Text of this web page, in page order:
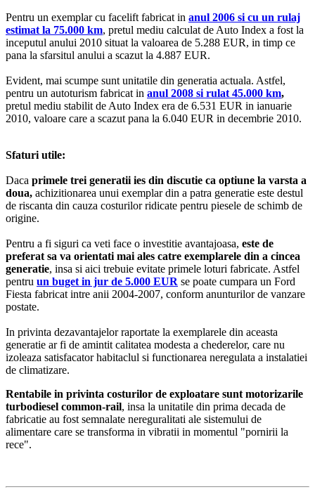
Pentru un exemplar cu facelift fabricat in anul 2006 si cu un rulaj
estimat la 75.000 km, pretul mediu calculat de Auto Index a fost la
inceputul anului 2010 situat la valoarea de 5.288 EUR, in timp ce
pana la sfarsitul anului a scazut la 4.887 EUR.
Evident, mai scumpe sunt unitatile din generatia actuala. Astfel,
pentru un autoturism fabricat in anul 2008 si rulat 45.000 km,
pretul mediu stabilit de Auto Index era de 6.531 EUR in ianuarie
2010, valoare care a scazut pana la 6.040 EUR in decembrie 2010.
Sfaturi utile:
Daca primele trei generatii ies din discutie ca optiune la varsta a
doua, achizitionarea unui exemplar din a patra generatie este destul
de riscanta din cauza costurilor ridicate pentru piesele de schimb de
origine.
Pentru a fi siguri ca veti face o investitie avantajoasa, este de
preferat sa va orientati mai ales catre exemplarele din a cincea
generatie, insa si aici trebuie evitate primele loturi fabricate. Astfel
pentru un buget in jur de 5.000 EUR se poate cumpara un Ford
Fiesta fabricat intre anii 2004-2007, conform anunturilor de vanzare
postate.
In privinta dezavantajelor raportate la exemplarele din aceasta
generatie ar fi de amintit calitatea modesta a chederelor, care nu
izoleaza satisfacator habitaclul si functionarea neregulata a instalatiei
de climatizare.
Rentabile in privinta costurilor de exploatare sunt motorizarile
turbodiesel common-rail, insa la unitatile din prima decada de
fabricatie au fost semnalate nereguralitati ale sistemului de
alimentare care se transforma in vibratii in momentul "pornirii la
rece".